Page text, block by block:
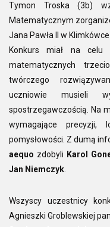
Tymon Troska (3b)
Matematycznym
Jana Pawła II w Klimkówce.
Konkurs miał na celu
matematycznych
twórczego
uczniowie musieli
spostrzegawczością. Na
wymagające precyzji,
pomysłowości. Z dumą
aequo zdobyli Karol
Jan Niemczyk
Wszyscy uczestnicy
Agnieszki Groblewskiej